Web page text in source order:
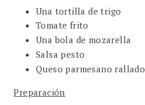
Una tortilla de trigo
Tomate frito
Una bola de mozarella
Salsa pesto
Queso parmesano rallado
Preparación